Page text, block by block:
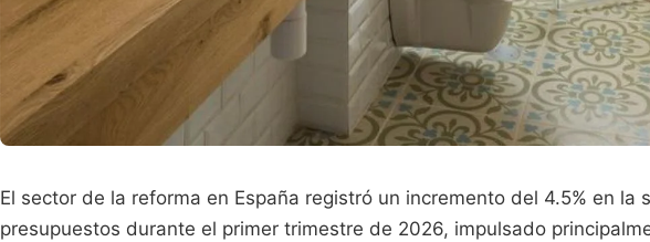
El sector de la reforma en España registró un incremento del 4.5% en la
presupuestos durante el primer trimestre de 2026, impulsado